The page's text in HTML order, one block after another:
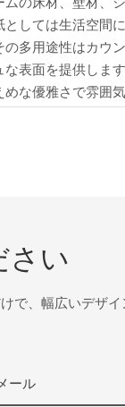
としては生活空間
の多用途性はカウ
な表面を提供しま
めな優雅さで雰囲
さい
で、幅広いデザ
ール